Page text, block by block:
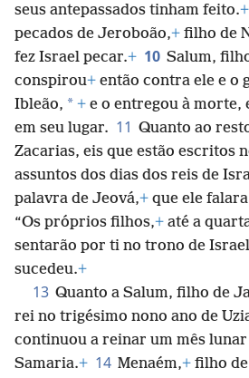
seus antepassados tinham feito.+
pecados de Jeroboão,+ filho de
fez Israel pecar.+ 10 Salum,
conspirou+ então contra ele e o
Ibleão, * + e o entregou à morte,
em seu lugar. 11 Quanto ao
Zacarias, eis que estão escritos
assuntos dos dias dos reis de
palavra de Jeová,+ que ele
“Os próprios filhos,+ até a
sentarão por ti no trono de
sucedeu.+
13 Quanto a Salum, filho de
rei no trigésimo nono ano de
continuou a reinar um mês
Samaria.+ 14 Menaém,+ filho